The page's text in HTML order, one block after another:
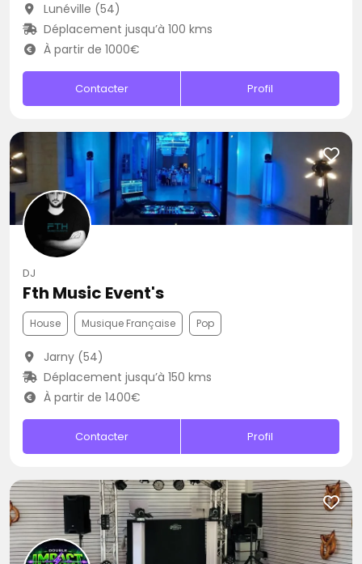
Lunéville (54)
Déplacement jusqu’à 100 kms
À partir de 1000€
Contacter Profil
DJ
Fth Music Event's
House Musique Française Pop
Jarny (54)
Déplacement jusqu’à 150 kms
À partir de 1400€
Contacter Profil